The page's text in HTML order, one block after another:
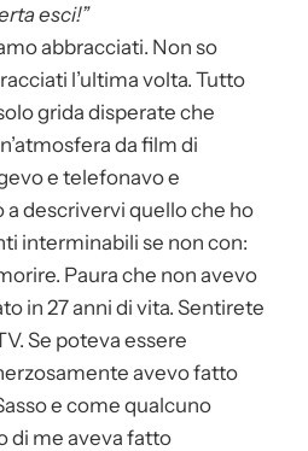
esci!”
abbracciati. Non so
l’ultima volta. Tutto
grida disperate che
da film di
e telefonavo e
a descrivervi quello che ho
interminabili se non con:
Paura che non avevo
in 27 anni di vita. Sentirete
Se poteva essere
avevo fatto
e come qualcuno
di me aveva fatto